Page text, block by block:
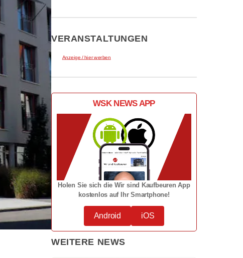
VERANSTALTUNGEN
Anzeige / hier werben
WSK NEWS APP
Holen Sie sich die Wir sind Kaufbeuren App
kostenlos auf Ihr Smartphone!
Android iOS
WEITERE NEWS